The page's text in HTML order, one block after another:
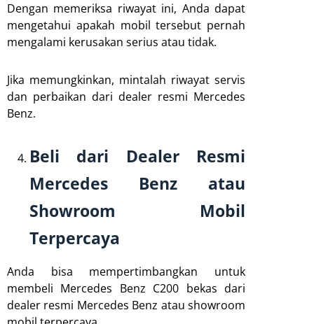
Dengan memeriksa riwayat ini, Anda dapat
mengetahui apakah mobil tersebut pernah
mengalami kerusakan serius atau tidak.
Jika memungkinkan, mintalah riwayat servis
dan perbaikan dari dealer resmi Mercedes
Benz.
Beli dari Dealer Resmi
Mercedes Benz atau
Showroom Mobil
Terpercaya
Anda bisa mempertimbangkan untuk
membeli Mercedes Benz C200 bekas dari
dealer resmi Mercedes Benz atau showroom